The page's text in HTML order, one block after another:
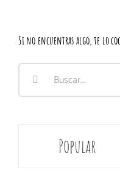
Si no encuentras algo, te lo
Buscar:
Popular